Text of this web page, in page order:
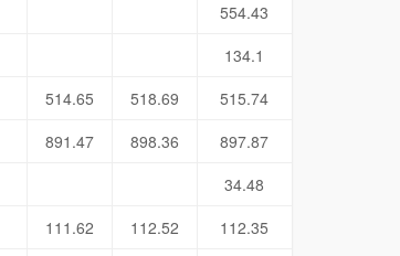
554.43
134.1
514.65 518.69
515.74
891.47 898.36
897.87
34.48
111.62 112.52
112.35